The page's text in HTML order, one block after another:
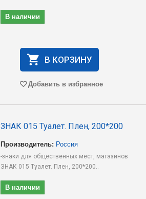
В наличии
В КОРЗИНУ
Добавить в избранное
ЗНАК 015 Туалет. Плен, 200*200
Производитель: Россия
-знаки для общественных мест, магазинов
ЗНАК 015 Туалет. Плен, 200*200..
В наличии